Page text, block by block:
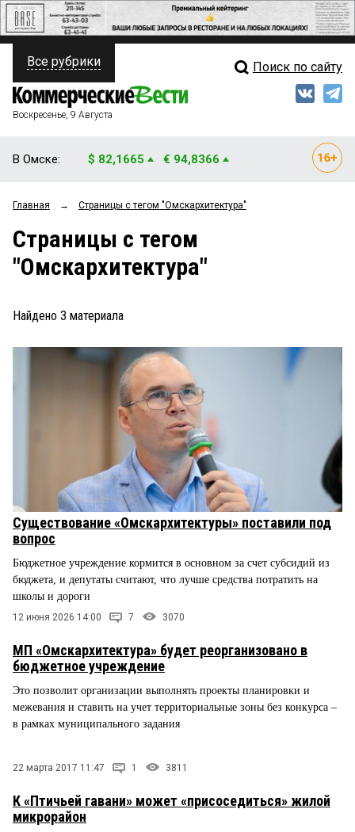
ПОЛИТИКА
ФИНАНСЫ
ОБЩЕСТВО
ЗАКОН
НОВОСТИ КОМПАНИЙ
ПРОИСШЕСТВИЯ
Свежий выпуск
Мнения
Все рубрики Поиск по сайту
Воскресенье, 9 Августа
В Омске: $ 82,1665 € 94,8366
Главная → Страницы c тегом "Омскархитектура"
Страницы c тегом
"Омскархитектура"
Найдено 3 материала
Существование «Омскархитектуры» поставили под
вопрос
Бюджетное учреждение кормится в основном за счет субсидий из
бюджета, и депутаты считают, что лучше средства потратить на
школы и дороги
12 июня 2026 14:00 7 3070
МП «Омскархитектура» будет реорганизовано в
бюджетное учреждение
Это позволит организации выполнять проекты планировки и
межевания и ставить на учет территориальные зоны без конкурса –
в рамках муниципального задания
22 марта 2017 11:47 1 3811
К «Птичьей гавани» может «присоседиться» жилой
микрорайон